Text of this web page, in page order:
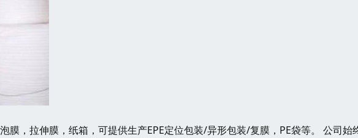
膜，拉伸膜，纸箱，可提供生产EPE定位包装/异形包装/复膜，PE袋等。 公司始